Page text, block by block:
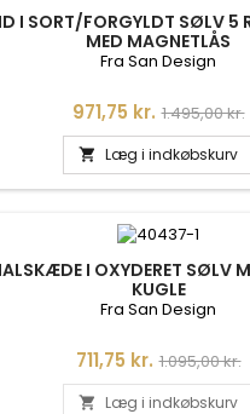
I SORT/FORGYLDT SØLV 5
MED MAGNETLÅS
Fra San Design
Pris
971,75 kr. Normalpris
1.495,00 kr.
 Læg i indkøbskurv
I OXYDERET SØLV
KUGLE
Fra San Design
Pris
711,75 kr. Normalpris
1.095,00 kr.
 Læg i indkøbskurv